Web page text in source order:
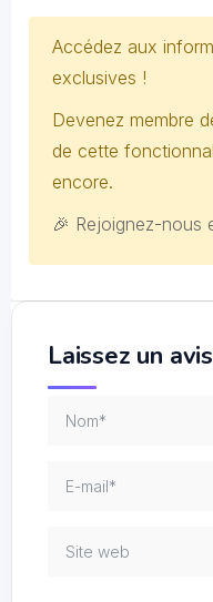
Accédez aux
exclusives !
Devenez membre
de cette
encore.
🎉 Rejoignez-nous
Laissez un